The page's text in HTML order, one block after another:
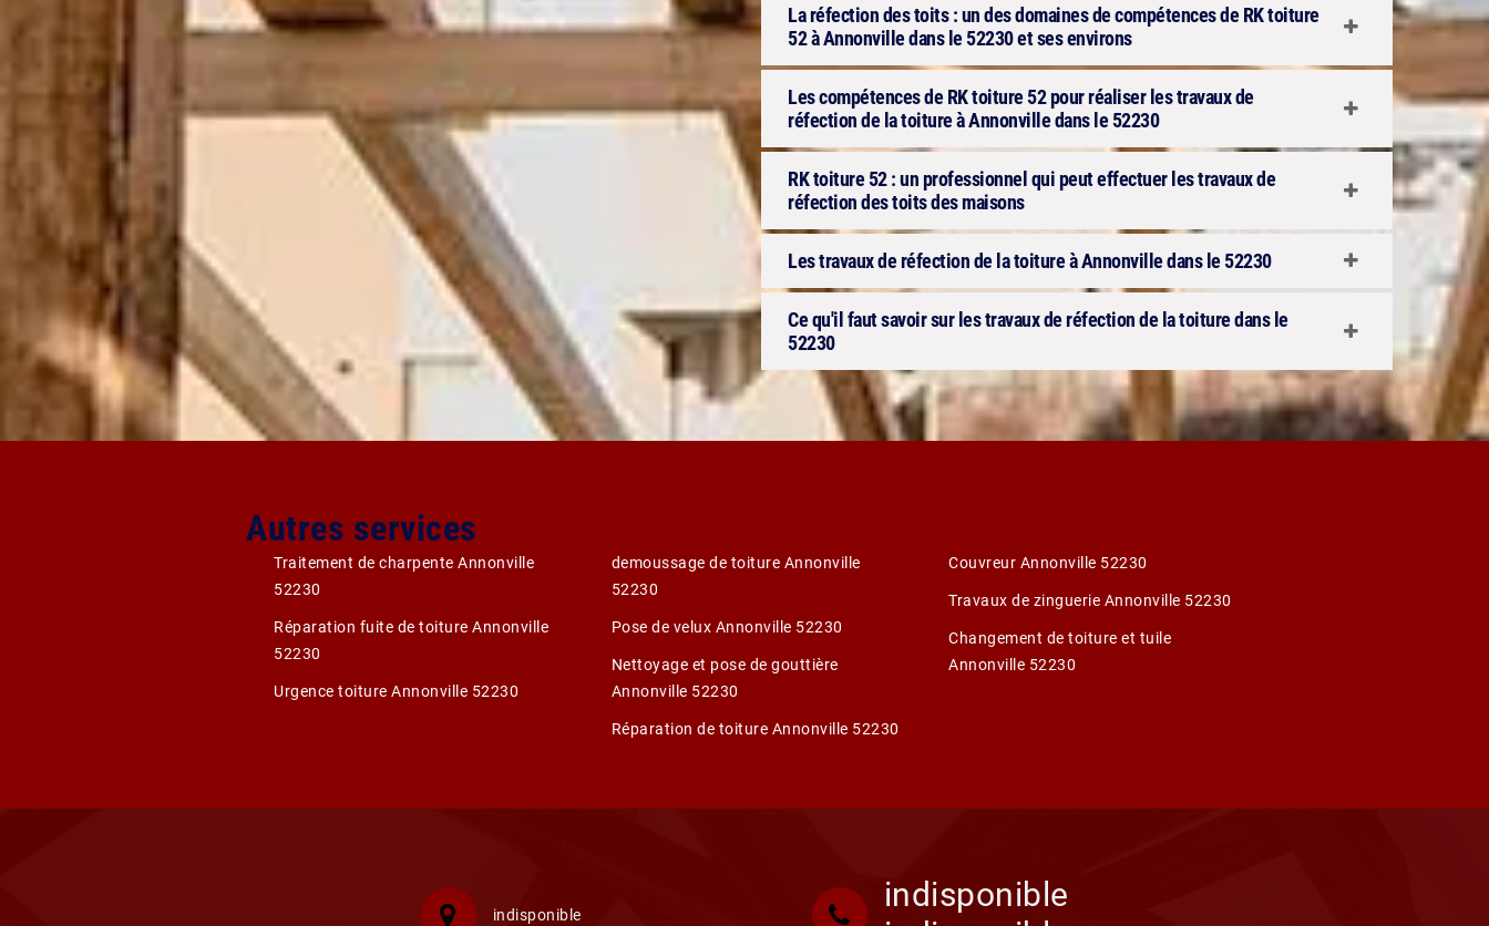
La réfection des toits : un des domaines de compétences de RK toiture
52 à Annonville dans le 52230 et ses environs
Les compétences de RK toiture 52 pour réaliser les travaux de
réfection de la toiture à Annonville dans le 52230
RK toiture 52 : un professionnel qui peut effectuer les travaux de
réfection des toits des maisons
Les travaux de réfection de la toiture à Annonville dans le 52230
Ce qu'il faut savoir sur les travaux de réfection de la toiture dans le
52230
Autres services
Traitement de charpente Annonville
52230
Réparation fuite de toiture Annonville
52230
Urgence toiture Annonville 52230
demoussage de toiture Annonville
52230
Pose de velux Annonville 52230
Nettoyage et pose de gouttière
Annonville 52230
Réparation de toiture Annonville 52230
Couvreur Annonville 52230
Travaux de zinguerie Annonville 52230
Changement de toiture et tuile
Annonville 52230
indisponible
indisponible